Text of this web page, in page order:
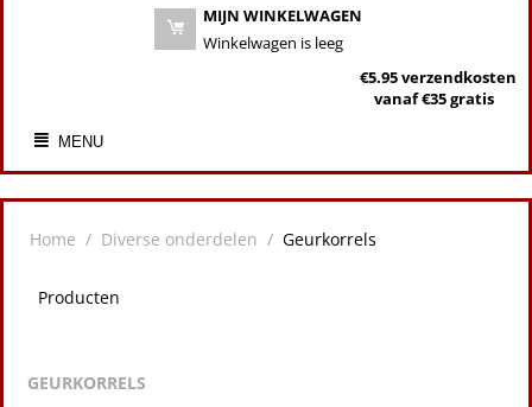
MIJN WINKELWAGEN
Winkelwagen is leeg
€5.95 verzendkosten
vanaf €35 gratis
MENU
Home / Diverse onderdelen / Geurkorrels
Producten
GEURKORRELS